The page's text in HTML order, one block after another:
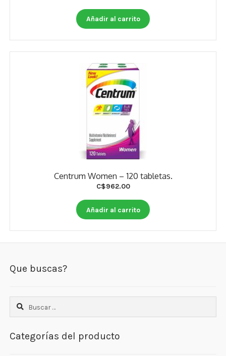
Añadir al carrito
Centrum Women – 120 tabletas.
C$962.00
Añadir al carrito
Que buscas?
Buscar:
Categorías del producto